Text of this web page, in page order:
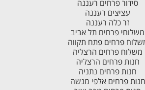
סידור פרחים רעננה
עציצים רעננה
זר כלה רעננה
משלוחי פרחים תל אביב
פרחים פתח תקווה
משלוח פרחים הרצליה
חנות פרחים הרצליה
חנות פרחים נתניה
חנות פרחים אלפי מנשה